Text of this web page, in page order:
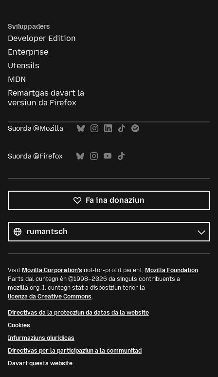
Sviluppaders
Developer Edition
Enterprise
Utensils
MDN
Remartgas davart la
versiun da Firefox
Suonda @Mozilla
Suonda @Firefox
Fa ina donaziun
las
linguas
Lingua
Visit Mozilla Corporation’s not-for-profit parent, Mozilla Foundation.
Parts dal cuntegn èn ©1998–2026 da singuls contribuents a
mozilla.org. Il cuntegn stat a disposiziun tenor la
licenza da Creative Commons.
Directivas da la protecziun da datas da la website
Cookies
Infurmaziuns giuridicas
Directivas per la participaziun a la communitad
Davart questa website